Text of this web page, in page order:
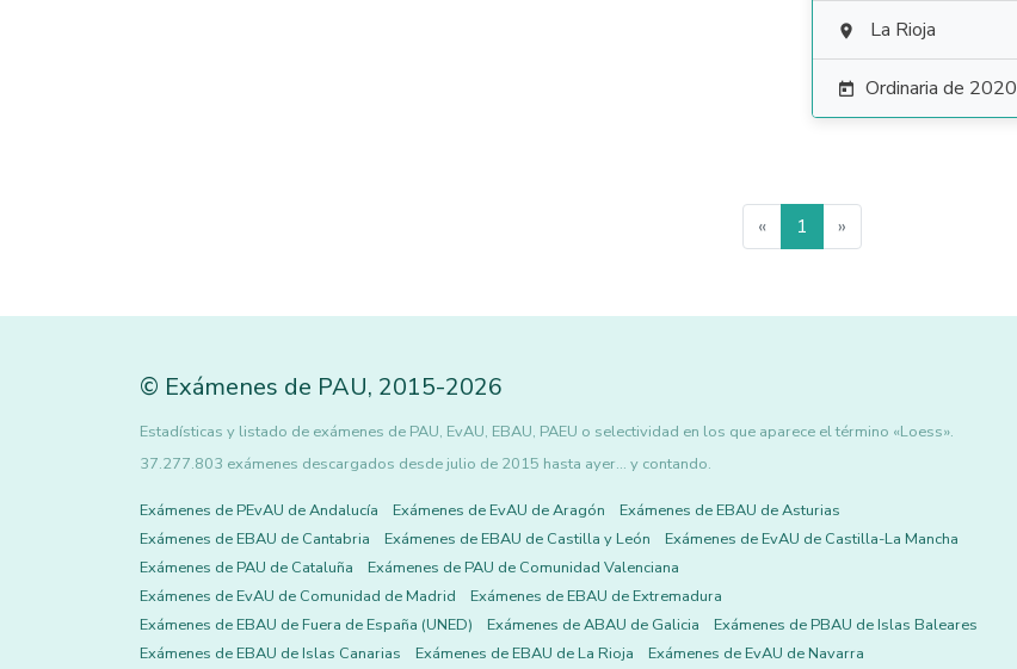
 La Rioja
 Ordinaria de 2020
« 1 »
© Exámenes de PAU, 2015-2026
Estadísticas y listado de exámenes de PAU, EvAU, EBAU, PAEU o selectividad en los que aparece el término «Loess».
37.277.803 exámenes descargados desde julio de 2015 hasta ayer... y contando.
Exámenes de PEvAU de Andalucía Exámenes de EvAU de Aragón
Exámenes de EBAU de Asturias
Exámenes de EBAU de Cantabria
Exámenes de EBAU de Castilla y León
Exámenes de EvAU de Castilla-La Mancha
Exámenes de PAU de Cataluña
Exámenes de PAU de Comunidad Valenciana
Exámenes de EvAU de Comunidad de Madrid
Exámenes de EBAU de Extremadura
Exámenes de EBAU de Fuera de España (UNED)
Exámenes de ABAU de Galicia
Exámenes de PBAU de Islas Baleares
Exámenes de EBAU de Islas Canarias
Exámenes de EBAU de La Rioja Exámenes de EvAU de Navarra